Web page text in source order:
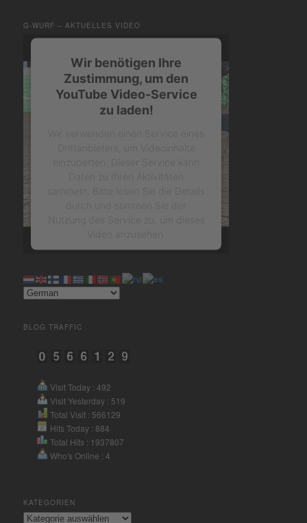
G-WURF – AKTUELLES VIDEO
Wir benötigen Ihre
Zustimmung, um den
YouTube Video-Service
zu laden!
Mehr Informationen
Consent Management Platform
eRecht24
BLOG TRAFFIC
Visit Today : 492
Visit Yesterday : 519
Total Visit : 566129
Hits Today : 884
Total Hits : 1937807
Who's Online : 4
KATEGORIEN
Kategorien